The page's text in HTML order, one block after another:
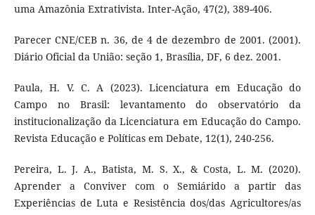
uma Amazônia Extrativista. Inter-Ação, 47(2), 389-406.
Parecer CNE/CEB n. 36, de 4 de dezembro de 2001. (2001).
Diário Oficial da União: seção 1, Brasília, DF, 6 dez. 2001.
Paula, H. V. C. A (2023). Licenciatura em Educação do
Campo no Brasil: levantamento do observatório da
institucionalização da Licenciatura em Educação do Campo.
Revista Educação e Políticas em Debate, 12(1), 240-256.
Pereira, L. J. A., Batista, M. S. X., & Costa, L. M. (2020).
Aprender a Conviver com o Semiárido a partir das
Experiências de Luta e Resistência dos/das Agricultores/as